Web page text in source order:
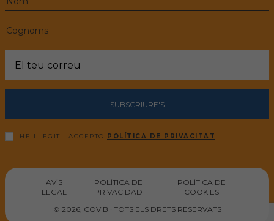
SUBSCRIURE'S
HE LLEGIT I ACCEPTO POLÍTICA DE PRIVACITAT
AVÍS
LEGAL
POLÍTICA DE
PRIVACIDAD
POLÍTICA DE
COOKIES
© 2026, COVIB · TOTS ELS DRETS RESERVATS